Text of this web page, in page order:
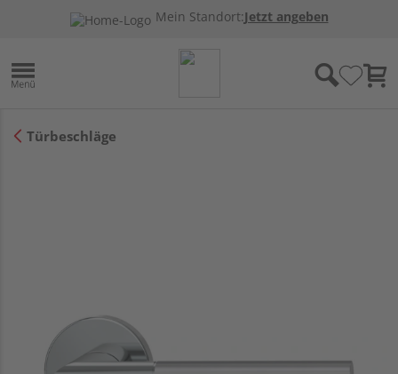
Mein Standort:Jetzt angeben
Türbeschläge